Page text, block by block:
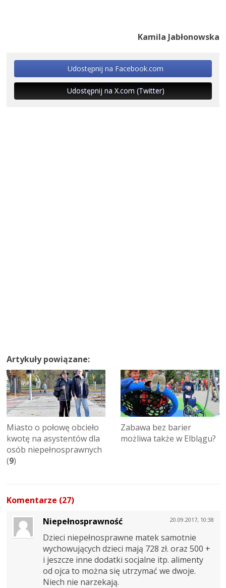
Kamila Jabłonowska
Udostępnij na Facebook.com
Udostępnij na X.com (Twitter)
Artykuły powiązane:
Miasto o połowę obcieło
kwotę na asystentów dla
osób niepełnosprawnych
(9)
Zabawa bez barier
możliwa także w Elblągu?
Komentarze (27)
20.09.2017, 10:38
Niepełnosprawność
Dzieci niepełnosprawne matek samotnie
wychowujących dzieci mają 728 zł. oraz 500 +
i jeszcze inne dodatki socjalne itp. alimenty
od ojca to można się utrzymać we dwoje.
Niech nie narzekają.